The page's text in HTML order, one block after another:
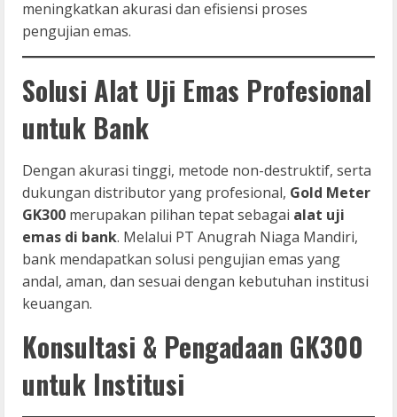
meningkatkan akurasi dan efisiensi proses
pengujian emas.
Solusi Alat Uji Emas Profesional
untuk Bank
Dengan akurasi tinggi, metode non-destruktif, serta
dukungan distributor yang profesional, Gold Meter
GK300 merupakan pilihan tepat sebagai alat uji
emas di bank. Melalui PT Anugrah Niaga Mandiri,
bank mendapatkan solusi pengujian emas yang
andal, aman, dan sesuai dengan kebutuhan institusi
keuangan.
Konsultasi & Pengadaan GK300
untuk Institusi